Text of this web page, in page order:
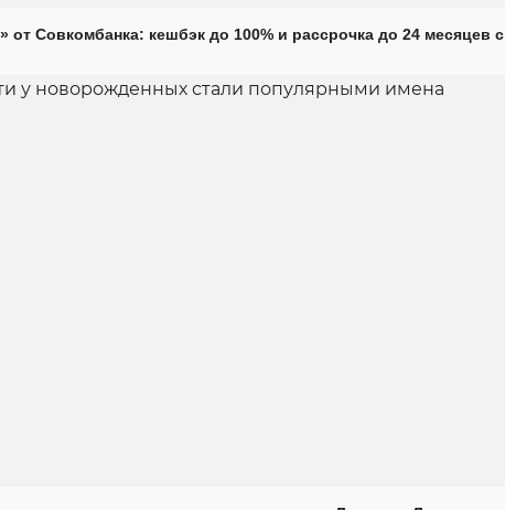
Совкомбанка: кешбэк до 100% и рассрочка до 24 месяцев с